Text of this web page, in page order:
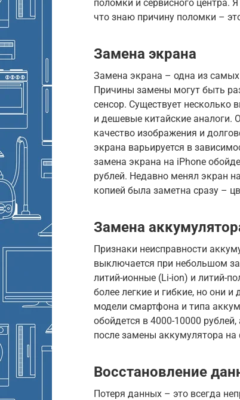
поломки и сервисного центра.
что знаю причину поломки –
Замена экрана
Замена экрана – одна из
Причины замены могут быть
сенсор. Существует несколько
и дешевые китайские аналоги.
качество изображения и
экрана варьируется в
замена экрана на iPhone
рублей. Недавно менял экран
копией была заметна сразу –
Замена
Признаки неисправности
выключается при небольшом
литий-ионные (Li-ion) и литий-
более легкие и гибкие, но они
модели смартфона и типа
обойдется в 4000-10000
после замены аккумулятора на
Восстановление
Потеря данных – это всегда